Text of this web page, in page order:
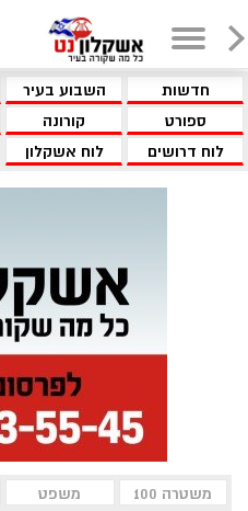
חדשות השבוע בעיר
ספורט
קורונה
לוח דרושים
לוח אשקלון
משטרה 100 משפט